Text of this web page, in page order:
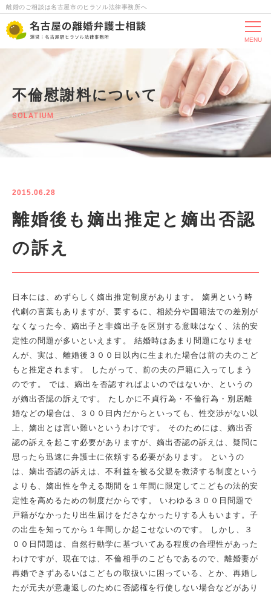
離婚のご相談は名古屋市のヒラソル法律事務所へ
MENU
不倫慰謝料について
SOLATIUM
2015.06.28
離婚後も嫡出推定と嫡出否認
の訴え
日本には、めずらしく嫡出推定制度があります。 嫡男という時
代劇の言葉もありますが、要するに、相続分や国籍法での差別が
なくなった今、嫡出子と非嫡出子を区別する意味はなく、法的安
定性の問題が多いといえます。 結婚時はあまり問題になりませ
んが、実は、離婚後３００日以内に生まれた場合は前の夫のこど
もと推定されます。 したがって、前の夫の戸籍に入ってしまう
のです。 では、嫡出を否認すればよいのではないか、というの
が嫡出否認の訴えです。 たしかに不貞行為・不倫行為・別居離
婚などの場合は、３００日内だからといっても、性交渉がない以
上、嫡出とは言い難いというわけです。 そのためには、嫡出否
認の訴えを起こす必要がありますが、嫡出否認の訴えは、疑問に
思ったら迅速に弁護士に依頼する必要があります。 というの
は、嫡出否認の訴えは、不利益を被る父親を救済する制度という
よりも、嫡出性を争える期間を１年間に限定してこどもの法的安
定性を高めるための制度だからです。 いわゆる３００日問題で
戸籍がなかったり出生届けをださなかったりする人もいます。子
の出生を知ってから１年間しか起こせないのです。 しかし、３
００日問題は、自然行動学に基づいてある程度の合理性があった
わけですが、現在では、不倫相手のこどもであるので、離婚妻が
再婚できずあるいはこどもの取扱いに困っている、とか、再婚し
たが元夫が意趣返しのために否認権を行使しない場合などがあり